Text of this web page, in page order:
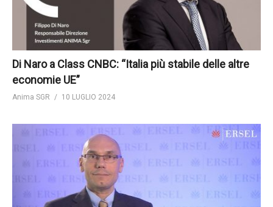
Di Naro a Class CNBC: “Italia più stabile delle altre
economie UE”
Anima SGR 10 LUGLIO 2024